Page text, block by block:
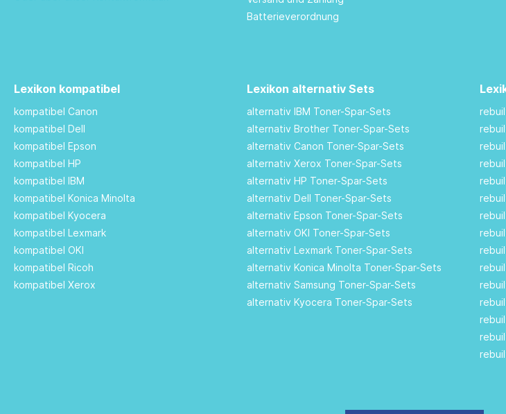
Batterieverordnung
Lexikon kompatibel
kompatibel Canon
kompatibel Dell
kompatibel Epson
kompatibel HP
kompatibel IBM
kompatibel Konica Minolta
kompatibel Kyocera
kompatibel Lexmark
kompatibel OKI
kompatibel Ricoh
kompatibel Xerox
Lexikon alternativ Sets
alternativ IBM Toner-Spar-Sets
alternativ Brother Toner-Spar-Sets
alternativ Canon Toner-Spar-Sets
alternativ Xerox Toner-Spar-Sets
alternativ HP Toner-Spar-Sets
alternativ Dell Toner-Spar-Sets
alternativ Epson Toner-Spar-Sets
alternativ OKI Toner-Spar-Sets
alternativ Lexmark Toner-Spar-Sets
alternativ Konica Minolta Toner-Spar-Sets
alternativ Samsung Toner-Spar-Sets
alternativ Kyocera Toner-Spar-Sets